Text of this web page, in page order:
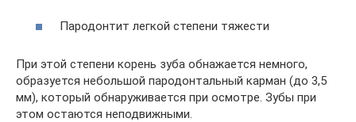
Пародонтит легкой степени тяжести
При этой степени корень зуба обнажается немного,
образуется небольшой пародонтальный карман (до 3,5
мм), который обнаруживается при осмотре. Зубы при
этом остаются неподвижными.